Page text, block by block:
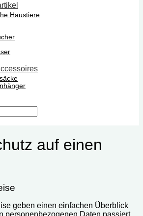
Haustiere
auf einen
geben einen einfachen Überblick